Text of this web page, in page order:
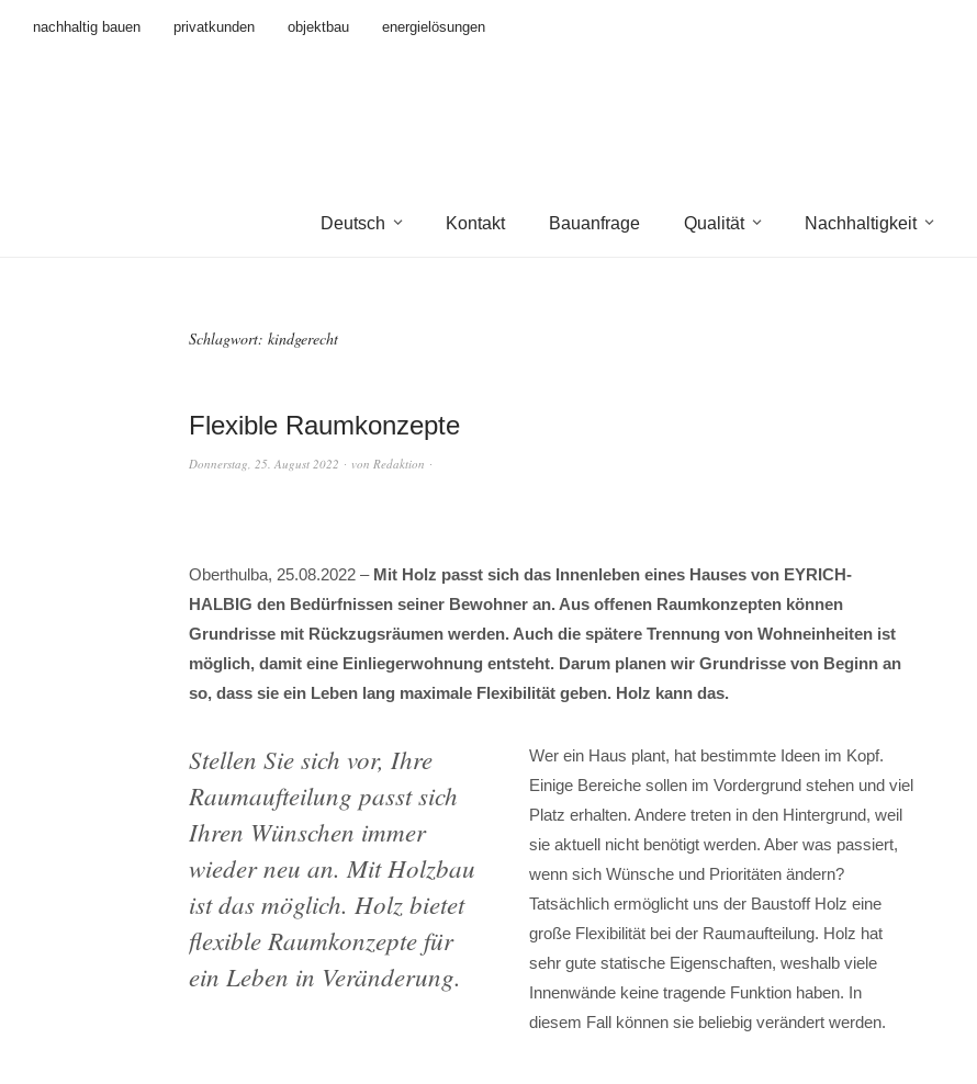
nachhaltig bauen privatkunden objektbau
energielösungen
Deutsch Kontakt Bauanfrage Qualität Nachhaltigkeit
Schlagwort: kindgerecht
Flexible Raumkonzepte
Donnerstag, 25. August 2022 von Redaktion
Oberthulba, 25.08.2022 – Mit Holz passt sich das Innenleben eines Hauses von EYRICH-
HALBIG den Bedürfnissen seiner Bewohner an. Aus offenen Raumkonzepten können
Grundrisse mit Rückzugsräumen werden. Auch die spätere Trennung von Wohneinheiten ist
möglich, damit eine Einliegerwohnung entsteht. Darum planen wir Grundrisse von Beginn an
so, dass sie ein Leben lang maximale Flexibilität geben. Holz kann das.
Stellen Sie sich vor, Ihre
Raumaufteilung passt sich
Ihren Wünschen immer
wieder neu an. Mit Holzbau
ist das möglich. Holz bietet
flexible Raumkonzepte für
ein Leben in Veränderung.
Wer ein Haus plant, hat bestimmte Ideen im Kopf.
Einige Bereiche sollen im Vordergrund stehen und viel
Platz erhalten. Andere treten in den Hintergrund, weil
sie aktuell nicht benötigt werden. Aber was passiert,
wenn sich Wünsche und Prioritäten ändern?
Tatsächlich ermöglicht uns der Baustoff Holz eine
große Flexibilität bei der Raumaufteilung. Holz hat
sehr gute statische Eigenschaften, weshalb viele
Innenwände keine tragende Funktion haben. In
diesem Fall können sie beliebig verändert werden.